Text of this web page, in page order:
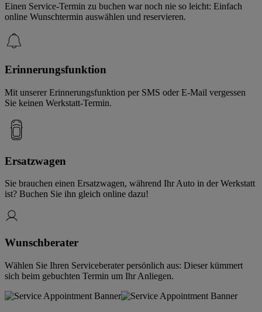
Einen Service-Termin zu buchen war noch nie so leicht: Einfach
online Wunschtermin auswählen und reservieren.
Erinnerungsfunktion
Mit unserer Erinnerungsfunktion per SMS oder E-Mail vergessen
Sie keinen Werkstatt-Termin.
Ersatzwagen
Sie brauchen einen Ersatzwagen, während Ihr Auto in der Werkstatt
ist? Buchen Sie ihn gleich online dazu!
Wunschberater
Wählen Sie Ihren Serviceberater persönlich aus: Dieser kümmert
sich beim gebuchten Termin um Ihr Anliegen.